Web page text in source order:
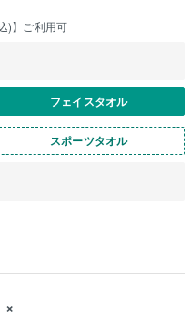
)】ご利用可
フェイスタオル
スポーツタオル
×